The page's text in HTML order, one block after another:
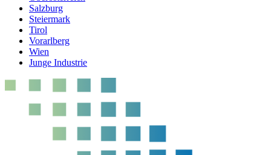
Salzburg
Steiermark
Tirol
Vorarlberg
Wien
Junge Industrie